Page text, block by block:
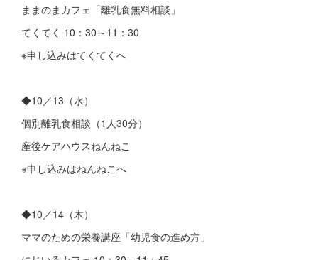
ままのまカフェ「離乳食無料相談」
てくてく 10：30～11：30
※申し込みはてくてくへ
◆10／13（水）
個別離乳食相談（1人30分）
産後ケアハウスねんねこ
※申し込みはねんねこへ
◆10／14（木）
ママのための栄養講座「幼児食の進め方」